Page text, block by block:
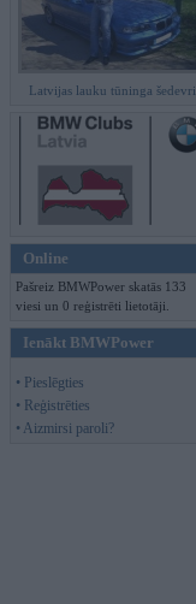
Latvijas lauku tūninga šedevri
Online
Pašreiz BMWPower skatās 133
viesi un 0 reģistrēti lietotāji.
Ienākt BMWPower
• Pieslēgties
• Reģistrēties
• Aizmirsi paroli?